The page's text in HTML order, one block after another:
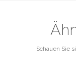
Schauen Sie